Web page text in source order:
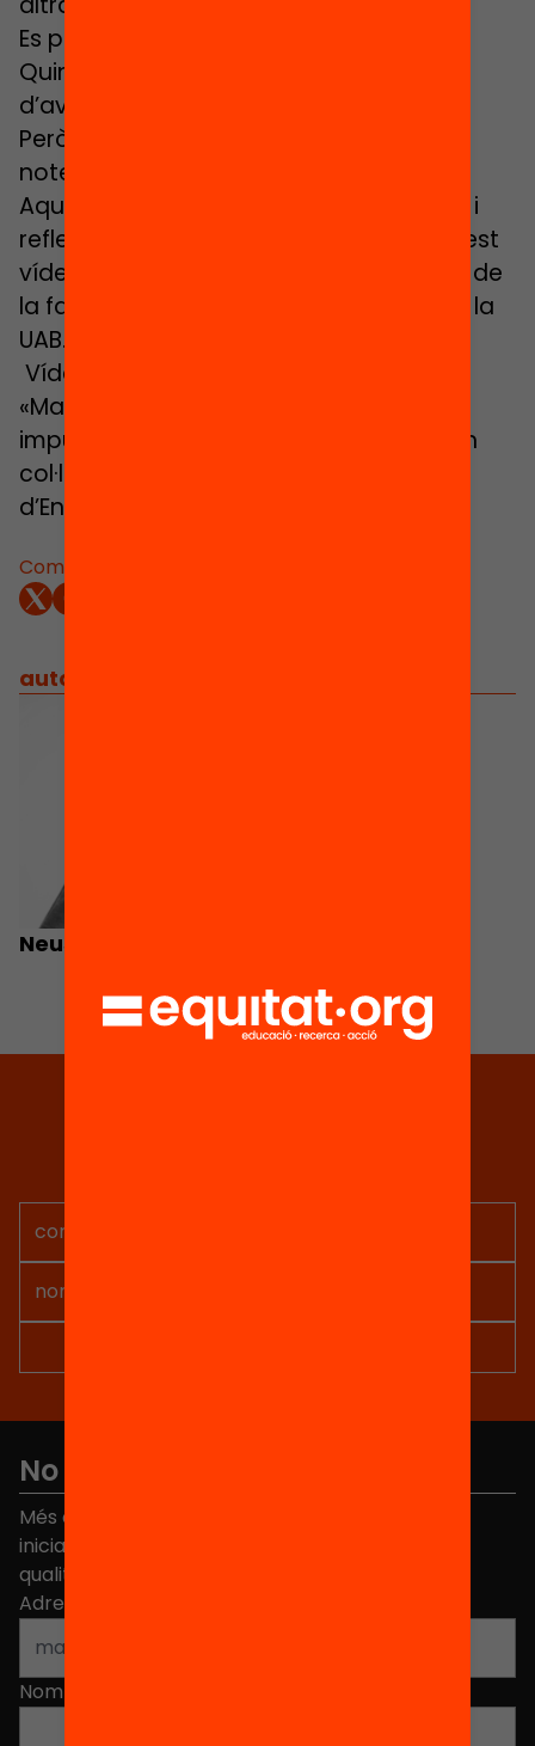
Comparteix:
Es pot aprendre sense avaluar?
Quin paper té l’alumnat en el procés
d’avaluació?
Però al final els mestres hem de posar
notes. És una contradicció?
Aquestes són algunes de les preguntes i
reflexions sobre l’avaluació que en aquest
vídeo respon Neus Sanmartí, profesora de
la facultat de Ciències de l’Educació de la
UAB.
Vídeo creat en marc del programa
«Magnet. Aliances per a l’èxit educatiu»,
impulsat per la Fundació Jaume Bofill en
col·laboració amb el Departament
d’Ensenyament i l’ICE de la UAB.
autors
Neus Sanmartí
No et perdis res
Més de 40.000 persones ja han triat Equitat. Rep
iniciatives, propostes i projectes per millorar la
qualitat de l'educació a Catalunya.
Adreça electrònica
Nom